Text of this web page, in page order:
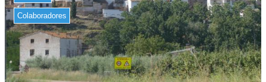
Colaboradores